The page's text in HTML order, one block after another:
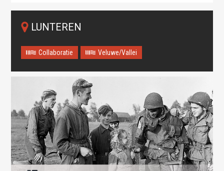
LUNTEREN
Collaboratie Veluwe/Vallei